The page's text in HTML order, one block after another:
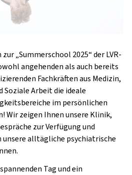
„Summerschool 2025“ der LVR-
angehenden als auch bereits
Fachkräften aus Medizin,
Arbeit die ideale
im persönlichen
Wir zeigen Ihnen unsere Klinik,
zur Verfügung und
alltägliche psychiatrische
Tag und ein